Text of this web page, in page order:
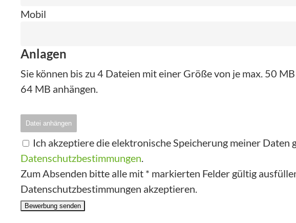
Mobil
Anlagen
Sie können bis zu 4 Dateien mit einer Größe von je max. 50
64 MB anhängen.
Datei anhängen
Ich akzeptiere die elektronische Speicherung meiner Daten
Datenschutzbestimmungen.
Zum Absenden bitte alle mit * markierten Felder gültig
Datenschutzbestimmungen akzeptieren.
Bewerbung senden